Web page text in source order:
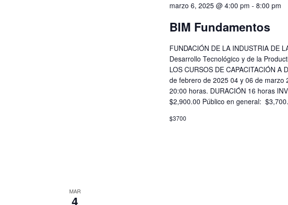
marzo 6, 2025 @ 4:00 pm -8:00 pm
BIM Fundamentos
FUNDACIÓN DE LA INDUSTRIA DE
Desarrollo Tecnológico y de la
LOS CURSOS DE CAPACITACIÓN A
de febrero de 2025 04 y 06 de marzo
20:00 horas. DURACIÓN 16 horas
$2,900.00 Público en general:
$3700
MAR
4